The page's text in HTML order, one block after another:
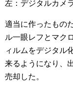
左：デジタルカ
適当に作ったもの
ル一眼レフとマク
ィルムをデジタル
来るようになり、
売却した。